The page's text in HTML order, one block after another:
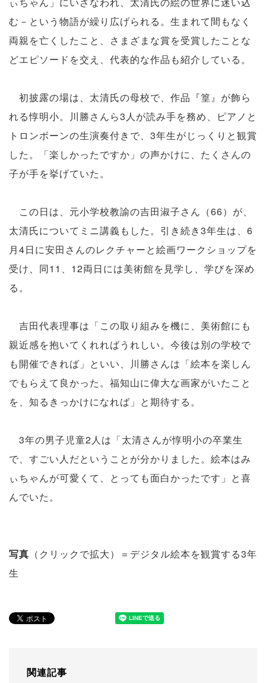
む－という物語が繰り広げられる。生まれて間もなく
両親を亡くしたこと、さまざまな賞を受賞したことな
どエピソードを交え、代表的な作品も紹介している。
初披露の場は、太清氏の母校で、作品『篁』が飾ら
れる惇明小。川勝さんら3人が読み手を務め、ピアノと
トロンボーンの生演奏付きで、3年生がじっくりと観賞
した。「楽しかったですか」の声かけに、たくさんの
子が手を挙げていた。
この日は、元小学校教諭の吉田淑子さん（66）が、
太清氏についてミニ講義もした。引き続き3年生は、6
月4日に安田さんのレクチャーと絵画ワークショップを
受け、同11、12両日には美術館を見学し、学びを深め
る。
吉田代表理事は「この取り組みを機に、美術館にも
親近感を抱いてくれればうれしい。今後は別の学校で
も開催できれば」といい、川勝さんは「絵本を楽しん
でもらえて良かった。福知山に偉大な画家がいたこと
を、知るきっかけになれば」と期待する。
3年の男子児童2人は「太清さんが惇明小の卒業生
で、すごい人だということが分かりました。絵本はみ
ぃちゃんが可愛くて、とっても面白かったです」と喜
んでいた。
写真 （クリックで拡大）＝デジタル絵本を観賞する3年
生
関連記事